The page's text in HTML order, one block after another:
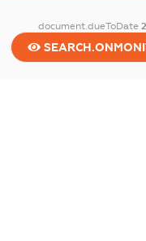
document.dueToDate